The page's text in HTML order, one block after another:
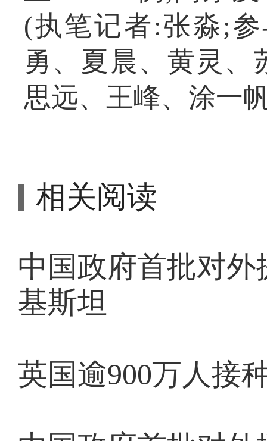
(执笔记者:张淼;
勇、夏晨、黄灵、
思远、王峰、涂一
相关阅读
中国政府首批对
基斯坦
英国逾900万人接